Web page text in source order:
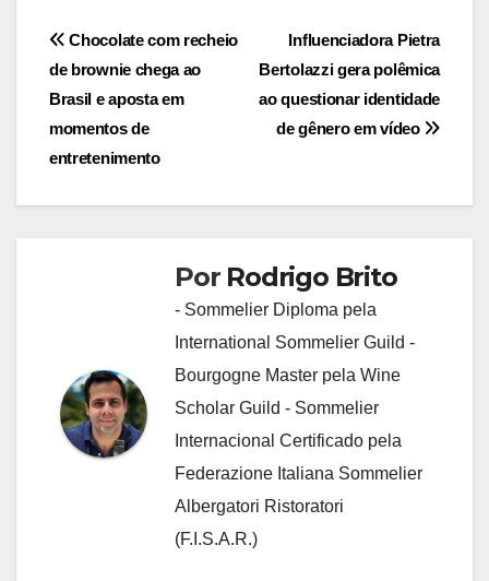
Navegação
de
Post
Influenciadora Pietra
Bertolazzi gera polêmica
ao questionar identidade
de gênero em vídeo
Chocolate com recheio
de brownie chega ao
Brasil e aposta em
momentos de
entretenimento
Por Rodrigo Brito
- Sommelier Diploma pela
International Sommelier Guild -
Bourgogne Master pela Wine
Scholar Guild - Sommelier
Internacional Certificado pela
Federazione Italiana Sommelier
Albergatori Ristoratori
(F.I.S.A.R.)